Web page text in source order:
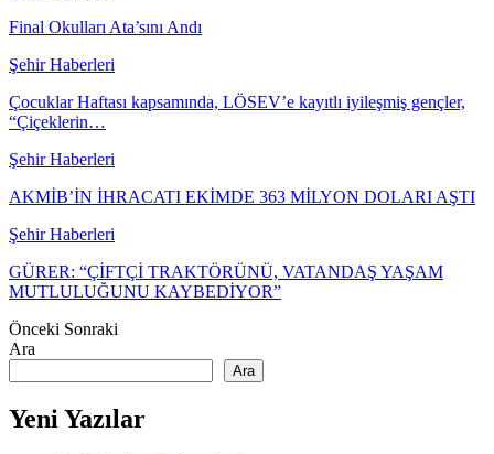
Final Okulları Ata’sını Andı
Şehir Haberleri
Çocuklar Haftası kapsamında, LÖSEV’e kayıtlı iyileşmiş gençler,
“Çiçeklerin…
Şehir Haberleri
AKMİB’İN İHRACATI EKİMDE 363 MİLYON DOLARI AŞTI
Şehir Haberleri
GÜRER: “ÇİFTÇİ TRAKTÖRÜNÜ, VATANDAŞ YAŞAM
MUTLULUĞUNU KAYBEDİYOR”
Önceki Sonraki
Ara
Ara
Yeni Yazılar